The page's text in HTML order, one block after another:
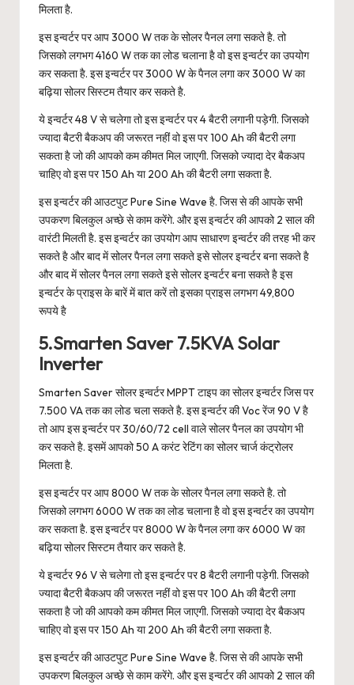
मिलता है.
इस इन्वर्टर पर आप 3000 W तक के सोलर पैनल लगा सकते है. तो
जिसको लगभग 4160 W तक का लोड चलाना है वो इस इन्वर्टर का उपयोग
कर सकता है. इस इन्वर्टर पर 3000 W के पैनल लगा कर 3000 W का
बढ़िया सोलर सिस्टम तैयार कर सकते है.
ये इन्वर्टर 48 V से चलेगा तो इस इन्वर्टर पर 4 बैटरी लगानी पड़ेगी. जिसको
ज्यादा बैटरी बैकअप की जरूरत नहीं वो इस पर 100 Ah की बैटरी लगा
सकता है जो की आपको कम कीमत मिल जाएगी. जिसको ज्यादा देर बैकअप
चाहिए वो इस पर 150 Ah या 200 Ah की बैटरी लगा सकता है.
इस इन्वर्टर की आउटपुट Pure Sine Wave है. जिस से की आपके सभी
उपकरण बिलकुल अच्छे से काम करेंगे. और इस इन्वर्टर की आपको 2 साल की
वारंटी मिलती है. इस इन्वर्टर का उपयोग आप साधारण इन्वर्टर की तरह भी कर
सकते है और बाद में सोलर पैनल लगा सकते इसे सोलर इन्वर्टर बना सकते है
और बाद में सोलर पैनल लगा सकते इसे सोलर इन्वर्टर बना सकते है इस
इन्वर्टर के प्राइस के बारें में बात करें तो इसका प्राइस लगभग 49,800
रूपये है
5.Smarten Saver 7.5KVA Solar
Inverter
Smarten Saver सोलर इन्वर्टर MPPT टाइप का सोलर इन्वर्टर जिस पर
7.500 VA तक का लोड चला सकते है. इस इन्वर्टर की Voc रेंज 90 V है
तो आप इस इन्वर्टर पर 30/60/72 cell वाले सोलर पैनल का उपयोग भी
कर सकते है. इसमें आपको 50 A करंट रेटिंग का सोलर चार्ज कंट्रोलर
मिलता है.
इस इन्वर्टर पर आप 8000 W तक के सोलर पैनल लगा सकते है. तो
जिसको लगभग 6000 W तक का लोड चलाना है वो इस इन्वर्टर का उपयोग
कर सकता है. इस इन्वर्टर पर 8000 W के पैनल लगा कर 6000 W का
बढ़िया सोलर सिस्टम तैयार कर सकते है.
ये इन्वर्टर 96 V से चलेगा तो इस इन्वर्टर पर 8 बैटरी लगानी पड़ेगी. जिसको
ज्यादा बैटरी बैकअप की जरूरत नहीं वो इस पर 100 Ah की बैटरी लगा
सकता है जो की आपको कम कीमत मिल जाएगी. जिसको ज्यादा देर बैकअप
चाहिए वो इस पर 150 Ah या 200 Ah की बैटरी लगा सकता है.
इस इन्वर्टर की आउटपुट Pure Sine Wave है. जिस से की आपके सभी
उपकरण बिलकुल अच्छे से काम करेंगे. और इस इन्वर्टर की आपको 2 साल की